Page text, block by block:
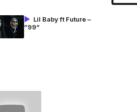
Lil Baby ft Future –
”99”